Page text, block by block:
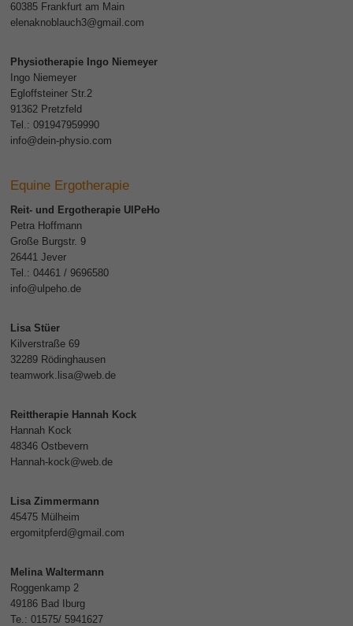
60385 Frankfurt am Main
elenaknoblauch3@gmail.com
Physiotherapie Ingo Niemeyer
Ingo Niemeyer
Egloffsteiner Str.2
91362 Pretzfeld
Tel.: 091947959990
info@dein-physio.com
Equine Ergotherapie
Reit- und Ergotherapie UlPeHo
Petra Hoffmann
Große Burgstr. 9
26441 Jever
Tel.: 04461 / 9696580
info@ulpeho.de
Lisa Stüer
Kilverstraße 69
32289 Rödinghausen
teamwork.lisa@web.de
Reittherapie Hannah Kock
Hannah Kock
48346 Ostbevern
Hannah-kock@web.de
Lisa Zimmermann
45475 Mülheim
ergomitpferd@gmail.com
Melina Waltermann
Roggenkamp 2
49186 Bad Iburg
Te.: 01575/ 5941627